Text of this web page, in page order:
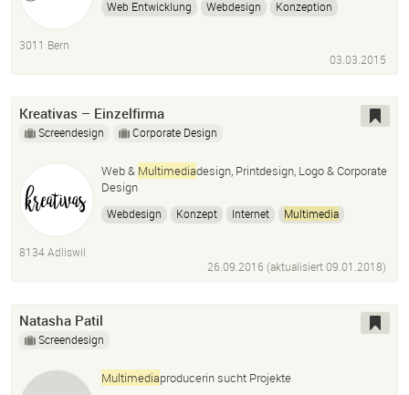
Web Entwicklung Webdesign
Konzeption
Bildbearbeitung
3011 Bern
03.03.2015
Kreativas – Einzelfirma
Screendesign Corporate Design
Web & Multimediadesign, Printdesign, Logo & Corporate
Design
Webdesign Konzept Internet
Multimedia
8134 Adliswil
26.09.2016 (aktualisiert09.01.2018)
Natasha Patil
Screendesign
Multimediaproducerin sucht Projekte